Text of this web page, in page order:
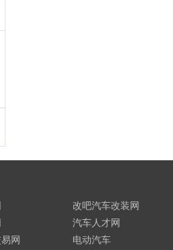
网
改吧汽车改装网
汽车人才网
电动汽车